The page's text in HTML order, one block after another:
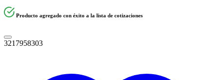
Producto agregado con éxito a la lista de cotizaciones
3217958303